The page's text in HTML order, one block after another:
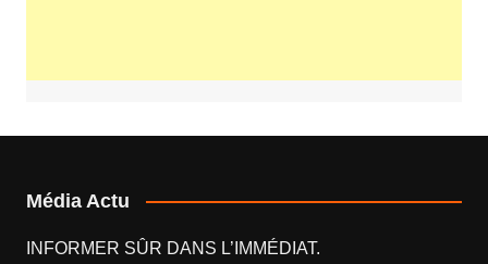
Média Actu
INFORMER SÛR DANS L’IMMÉDIAT.